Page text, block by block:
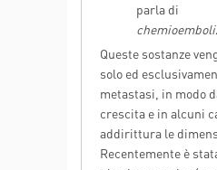
parla di
Queste sostanze
solo ed
metastasi, in modo
crescita e in alcuni
addirittura le
Recentemente è